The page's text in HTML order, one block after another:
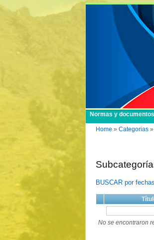
Normas y documentos
Home » Categorias »
BUSCAR por fechas
No se encontraron